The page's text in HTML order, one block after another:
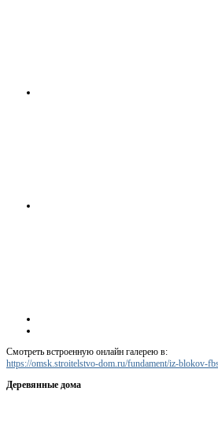
Смотреть встроенную онлайн галерею в:
https://omsk.stroitelstvo-dom.ru/fundament/iz-blokov-
Деревянные дома